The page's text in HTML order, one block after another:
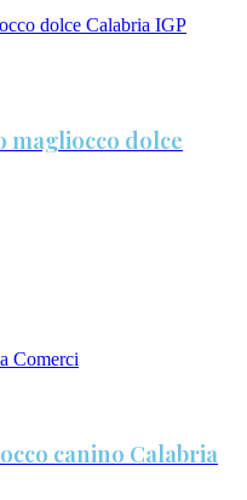
magliocco dolce
canino Calabria